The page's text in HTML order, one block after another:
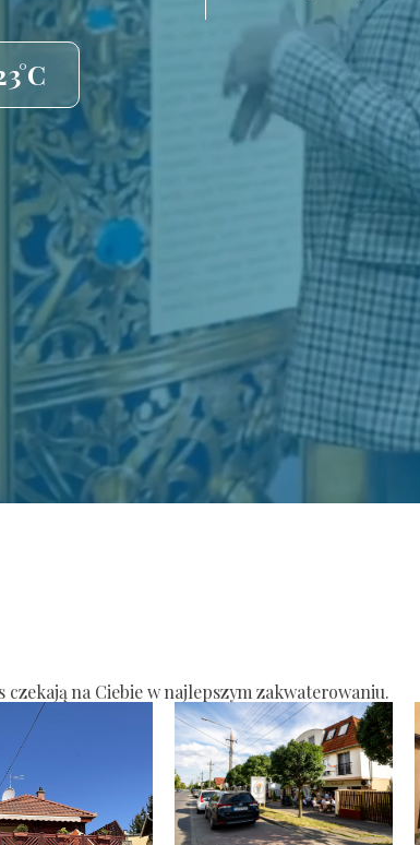
na Ciebie w najlepszym zakwaterowaniu.